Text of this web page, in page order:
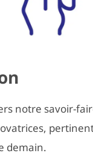
notre savoir-
demain.